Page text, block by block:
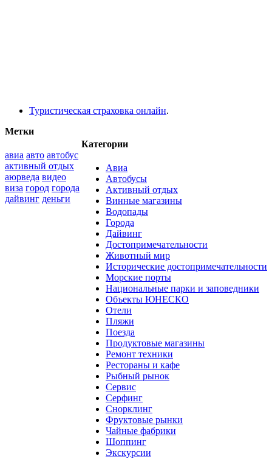
Туристическая страховка онлайн.
Категории
Авиа
Автобусы
Активный отдых
Винные магазины
Водопады
Города
Дайвинг
Достопримечательности
Животный мир
Исторические достопримечательности
Морские порты
Национальные парки и заповедники
Объекты ЮНЕСКО
Отели
Пляжи
Поезда
Продуктовые магазины
Ремонт техники
Рестораны и кафе
Рыбный рынок
Сервис
Серфинг
Снорклинг
Фруктовые рынки
Чайные фабрики
Шоппинг
Экскурсии
Метки
авиа авто автобус
активный отдых
аюрведа видео
виза город города
дайвинг деньги